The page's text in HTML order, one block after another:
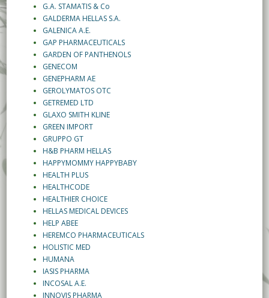
G.A. STAMATIS & Co
GALDERMA HELLAS S.A.
GALENICA A.E.
GAP PHARMACEUTICALS
GARDEN OF PANTHENOLS
GENECOM
GENEPHARM AE
GEROLYMATOS OTC
GETREMED LTD
GLAXO SMITH KLINE
GREEN IMPORT
GRUPPO GT
H&B PHARM HELLAS
HAPPYMOMMY HAPPYBABY
HEALTH PLUS
HEALTHCODE
HEALTHIER CHOICE
HELLAS MEDICAL DEVICES
HELP ΑΒΕΕ
HEREMCO PHARMACEUTICALS
HOLISTIC MED
HUMANA
IASIS PHARMA
INCOSAL Α.Ε.
INNOVIS PHARMA